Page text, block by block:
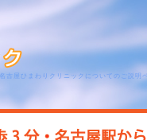
古屋ひまわりクリニックについてのご説明